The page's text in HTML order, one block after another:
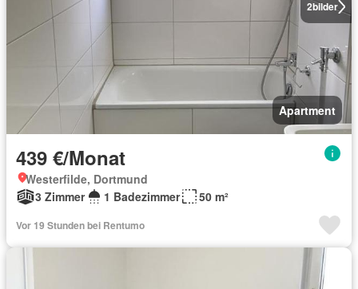
2bilder
Apartment
439 €/Monat
Westerfilde, Dortmund
3 Zimmer
1 Badezimmer 50 m²
Vor 19 Stunden bei Rentumo